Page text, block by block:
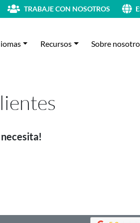
TRABAJE CON NOSOTROS
Recursos Sobre